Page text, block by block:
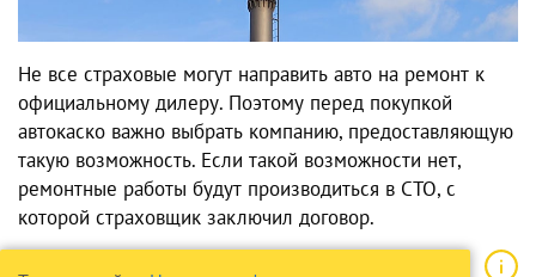
Не все страховые могут направить авто на ремонт к
официальному дилеру. Поэтому перед покупкой
автокаско важно выбрать компанию, предоставляющую
такую возможность. Если такой возможности нет,
ремонтные работы будут производиться в СТО, с
которой страховщик заключил договор.